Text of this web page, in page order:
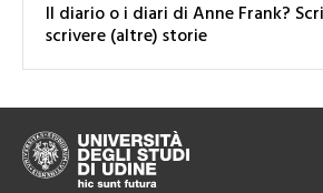
Il diario o i diari di Anne Frank?
scrivere (altre) storie